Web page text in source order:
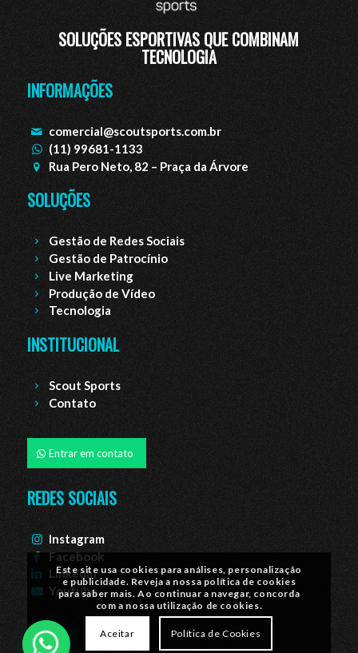
SOLUÇÕES ESPORTIVAS QUE COMBINAM
TECNOLOGIA
INFORMAÇÕES
comercial@scoutsports.com.br
(11) 99681-1133
Rua Pero Neto, 82 – Praça da Árvore
SOLUÇÕES
Gestão de Redes Sociais
Gestão de Patrocínio
Live Marketing
Produção de Vídeo
Tecnologia
INSTITUCIONAL
Scout Sports
Contato
Entrar em contato
REDES SOCIAIS
Instagram
Facebook
Linkedin
Youtube
Este site usa cookies para análises, personalização
e publicidade. Reveja a nossa política de cookies
para saber mais. Ao continuar a navegar, concorda
com a nossa utilização de cookies.
Aceitar Política de Cookies